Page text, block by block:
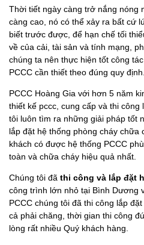
Thời tiết ngày càng trở nắng nóng
càng cao, nó có thể xảy ra bất cứ
biết trước được, để hạn chế tối
về của cải, tài sản và tính mạng,
chúng ta nên thực hiện tốt công
PCCC cần thiết theo đúng quy định.
PCCC Hoàng Gia với hơn 5 năm
thiết kế pccc, cung cấp và thi công
tôi luôn tìm ra những giải pháp tốt
lắp đặt hệ thống phòng cháy chữa
khách có được hệ thống PCCC
toàn và chữa cháy hiệu quả nhất.
Chúng tôi đã thi công và lắp đặt
công trình lớn nhỏ tại Bình Dương
PCCC chúng tôi đã thi công lắp
cả phải chăng, thời gian thi công
lòng rất nhiều Quý khách hàng.